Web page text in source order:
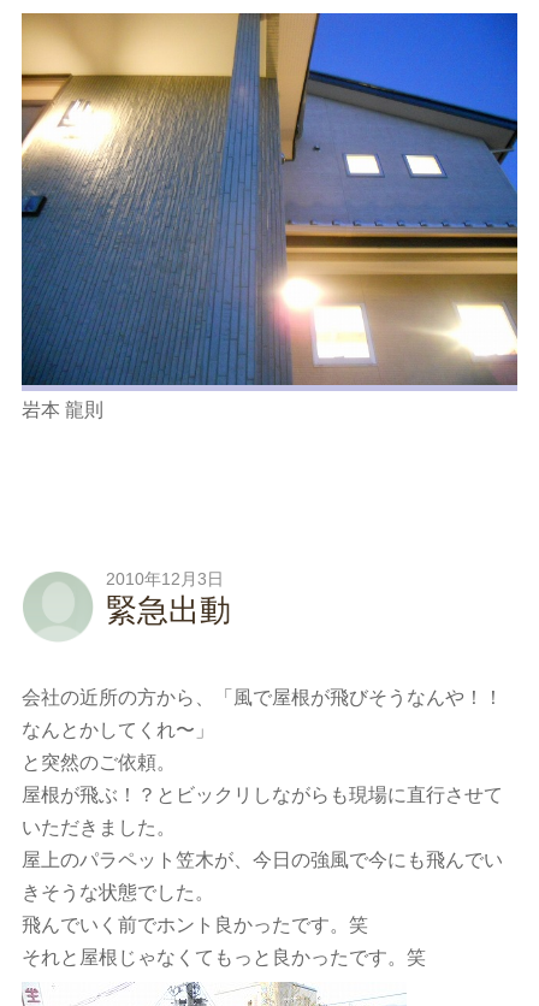
岩本 龍則
2010年12月3日
緊急出動
会社の近所の方から、「風で屋根が飛びそうなんや！！
なんとかしてくれ〜」
と突然のご依頼。
屋根が飛ぶ！？とビックリしながらも現場に直行させて
いただきました。
屋上のパラペット笠木が、今日の強風で今にも飛んでい
きそうな状態でした。
飛んでいく前でホント良かったです。笑
それと屋根じゃなくてもっと良かったです。笑